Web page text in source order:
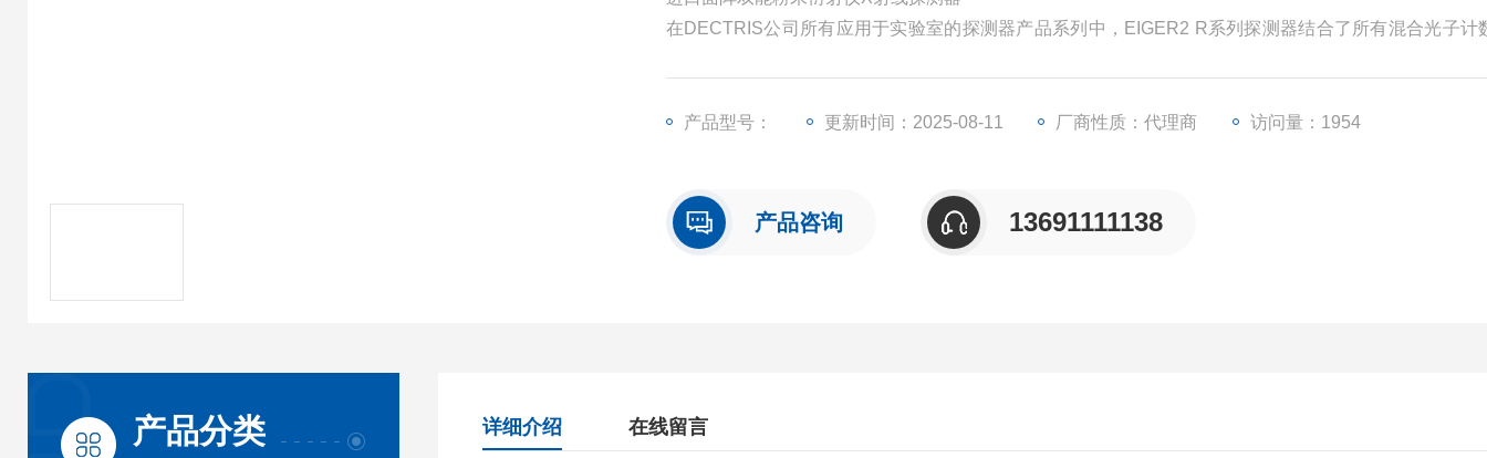
在DECTRIS公司所有应用于实验室的探测器产品系列中，EIGER2 R系列探测器结合了所有混合光子计
产品型号： 更新时间：2025-08-11 厂商性质：代理商 访问量：1954
产品咨询 13691111138
产品分类 详细介绍 在线留言